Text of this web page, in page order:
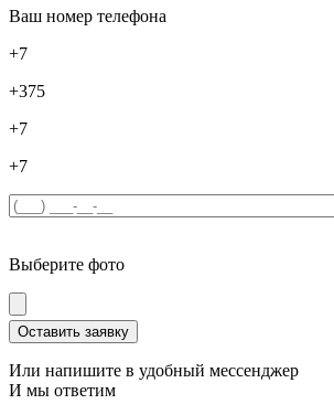
Ваш номер телефона
+7
+375
+7
+7
Выберите фото
Оставить заявку
Или напишите в удобный мессенджер
И мы ответим